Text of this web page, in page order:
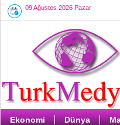
09 Ağustos 2026 Pazar
Ekonomi Dünya